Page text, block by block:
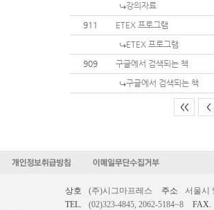
강의자료
911
ETEX 프로그램
ETEX 프로그램
909
구글에서 검색되는 책
구글에서 검색되는 책
<< <
상호 (주)시그마프레스 주소
서울시
TEL.
(02)323-4845, 2062-5184~8
FAX.